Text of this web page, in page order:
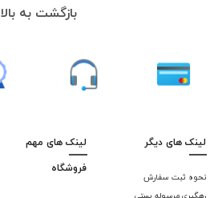
بازگشت به بالا
لینک های دیگر
نحوه ثبت سفارش
رهگیری مرسوله پستی
لینک های مهم
فروشگاه